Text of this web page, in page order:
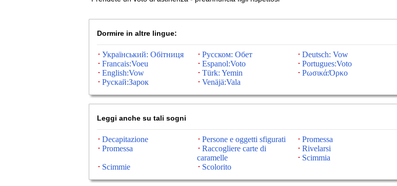
Dormire in altre lingue:
Український: Обітниця Русском: Обет
Deutsch: Vow
Francais:Voeu
Espanol:Voto
Portugues:Voto
English:Vow
Türk: Yemin
Ρωσικά:Όρκο
Рускай:Зарок
Venäjä:Vala
Leggi anche su tali sogni
Decapitazione Persone e oggetti sfigurati
Promessa
Promessa
Raccogliere carte di
caramelle
Rivelarsi
Scimmia
Scimmie
Scolorito